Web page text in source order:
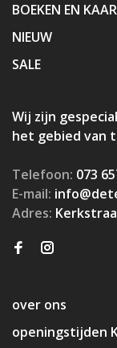
BOEKEN EN
NIEUW
SALE
Wij zijn
het gebied van
Telefoon: 073
E-mail:
Adres:
over ons
openingstijden